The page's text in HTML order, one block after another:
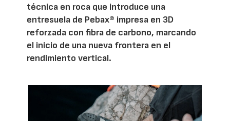
técnica en roca que introduce una
entresuela de Pebax® impresa en 3D
reforzada con fibra de carbono, marcando
el inicio de una nueva frontera en el
rendimiento vertical.